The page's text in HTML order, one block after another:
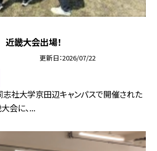
畿大会出場！
更新日 2026/07/22
志社大学京田辺キャンパスで開催された
会に、...